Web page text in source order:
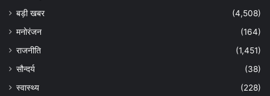
बड़ी खबर
(4,508)
मनोरंजन
(164)
राजनीति
(1,451)
सौन्दर्य
(38)
स्वास्थ्य
(228)